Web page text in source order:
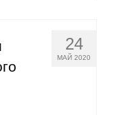
24
МАЙ 2020